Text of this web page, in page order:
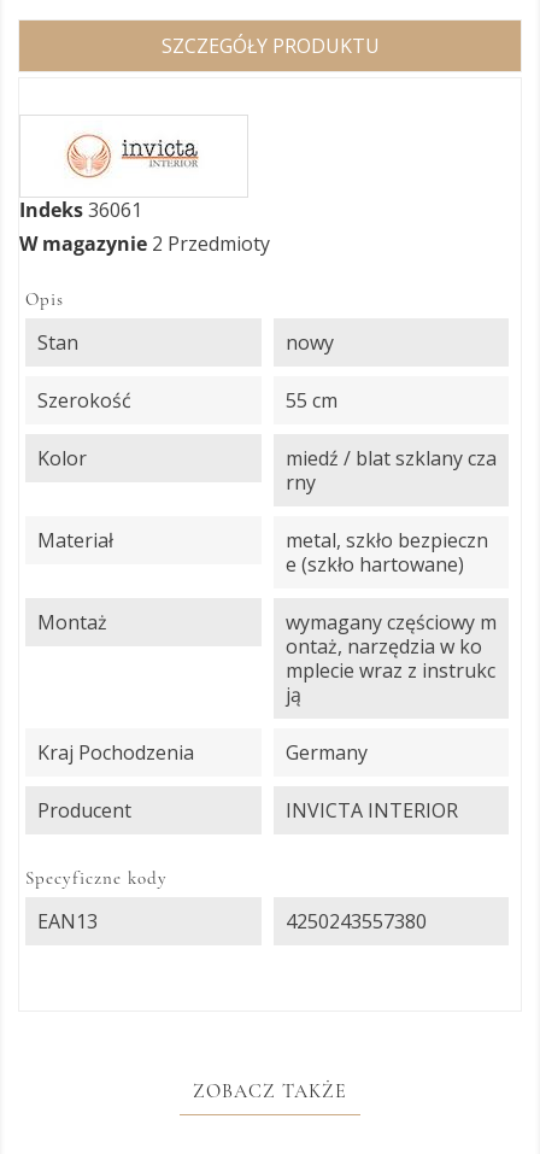
SZCZEGÓŁY PRODUKTU
Indeks36061
W magazynie 2 Przedmioty
Opis
Stan nowy
Szerokość 55 cm
Kolor
miedź / blat szklany cza
rny
Materiał
metal, szkło bezpieczn
e (szkło hartowane)
Montaż
wymagany częściowy m
ontaż, narzędzia w ko
mplecie wraz z instrukc
ją
Kraj Pochodzenia Germany
Producent INVICTA INTERIOR
Specyficzne kody
EAN13 4250243557380
ZOBACZ TAKŻE